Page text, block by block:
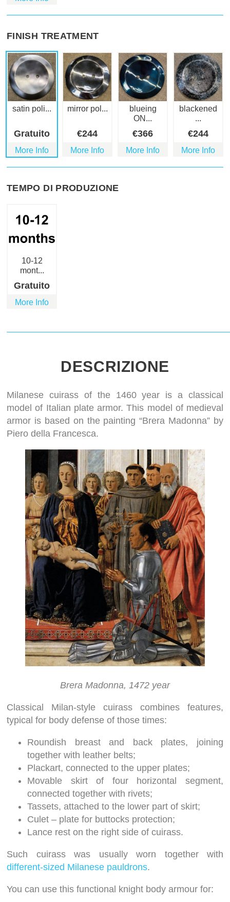
FINISH TREATMENT
satin poli...
Gratuito
More Info
mirror pol...
€244
More Info
blueing
ON...
€366
More Info
blackened
...
€244
More Info
TEMPO DI PRODUZIONE
10-12
mont...
Gratuito
More Info
DESCRIZIONE
Milanese cuirass of the 1460 year is a classical
model of Italian plate armor. This model of medieval
armor is based on the painting “Brera Madonna” by
Piero della Francesca.
Brera Madonna, 1472 year
Classical Milan-style cuirass combines features,
typical for body defense of those times:
Roundish breast and back plates, joining
together with leather belts;
Plackart, connected to the upper plates;
Movable skirt of four horizontal segment,
connected together with rivets;
Tassets, attached to the lower part of skirt;
Culet – plate for buttocks protection;
Lance rest on the right side of cuirass.
Such cuirass was usually worn together with
different-sized Milanese pauldrons.
You can use this functional knight body armour for: